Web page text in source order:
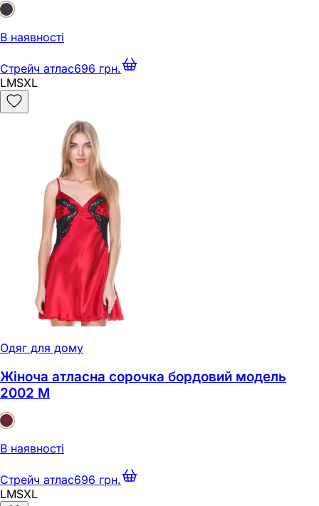
В наявності
Стрейч атлас696 грн.
LMSXL
Одяг для дому
Жіноча атласна сорочка бордовий модель
2002 M
В наявності
Стрейч атлас696 грн.
LMSXL